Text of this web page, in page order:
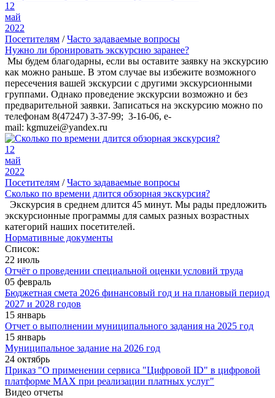
12
май
2022
Посетителям /Часто задаваемые вопросы
Нужно ли бронировать экскурсию заранее?
Мы будем благодарны, если вы оставите заявку на экскурсию
как можно раньше. В этом случае вы избежите возможного
пересечения вашей экскурсии с другими экскурсионными
группами. Однако проведение экскурсии возможно и без
предварительной заявки. Записаться на экскурсию можно по
телефонам 8(47247) 3-37-99; 3-16-06, e-
mail: kgmuzei@yandex.ru
12
май
2022
Посетителям /Часто задаваемые вопросы
Сколько по времени длится обзорная экскурсия?
Экскурсия в среднем длится 45 минут. Мы рады предложить
экскурсионные программы для самых разных возрастных
категорий наших посетителей.
Нормативные документы
Список:
22 июль
Отчёт о проведении специальной оценки условий труда
05 февраль
Бюджетная смета 2026 финансовый год и на плановый период
2027 и 2028 годов
15 январь
Отчет о выполнении муниципального задания на 2025 год
15 январь
Муниципальное задание на 2026 год
24 октябрь
Приказ "О применении сервиса "Цифровой ID" в цифровой
платформе МАХ при реализации платных услуг"
Видео отчеты